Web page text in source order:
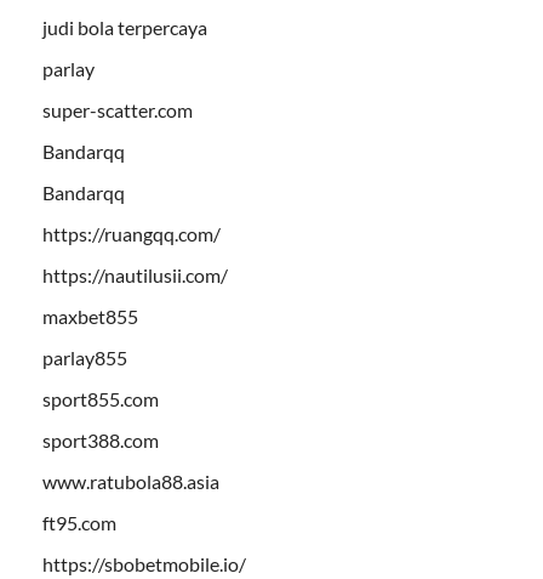
judi bola terpercaya
parlay
super-scatter.com
Bandarqq
Bandarqq
https://ruangqq.com/
https://nautilusii.com/
maxbet855
parlay855
sport855.com
sport388.com
www.ratubola88.asia
ft95.com
https://sbobetmobile.io/